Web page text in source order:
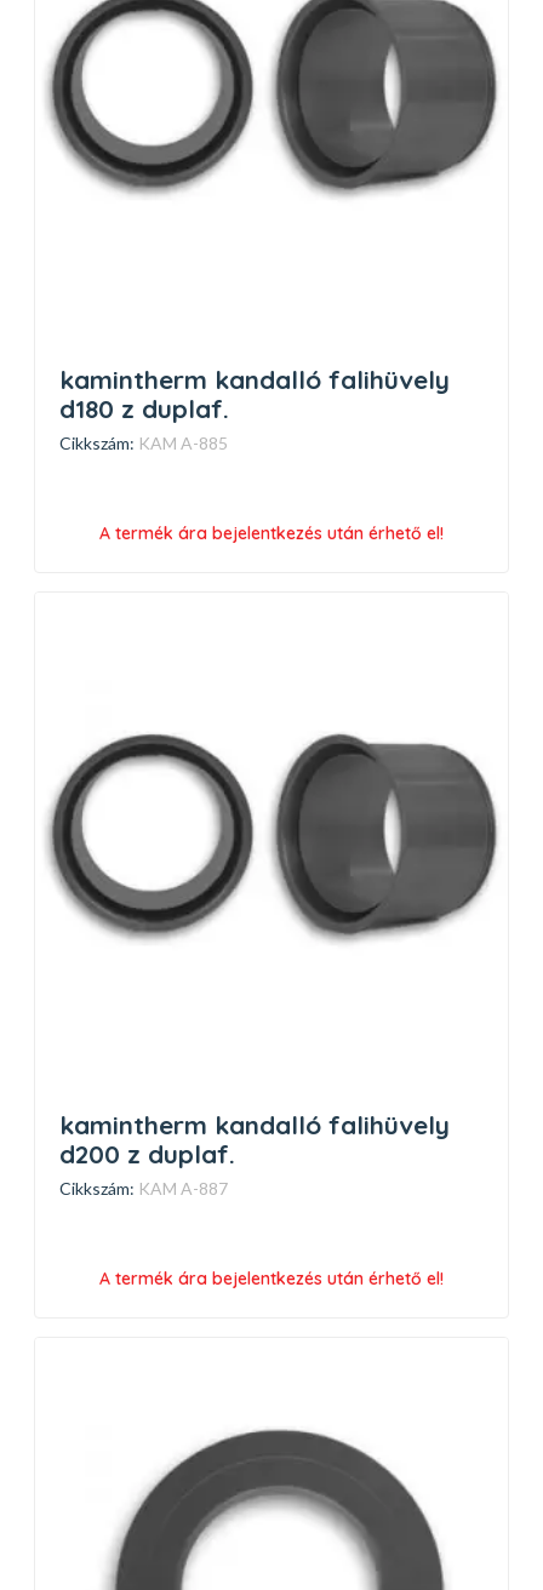
kamintherm kandalló falihüvely
d180 z duplaf.
Cikkszám: KAM A-885
A termék ára bejelentkezés után érhető el!
kamintherm kandalló falihüvely
d200 z duplaf.
Cikkszám: KAM A-887
A termék ára bejelentkezés után érhető el!